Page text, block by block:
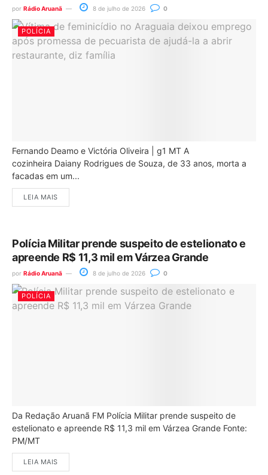
por Rádio Aruanã 8 de julho de 2026 0
POLÍCIA
Fernando Deamo e Victória Oliveira | g1 MT A
cozinheira Daiany Rodrigues de Souza, de 33 anos, morta a
facadas em um...
LEIA MAIS
Polícia Militar prende suspeito de estelionato e
apreende R$ 11,3 mil em Várzea Grande
por Rádio Aruanã 8 de julho de 2026 0
POLÍCIA
Da Redação Aruanã FM Polícia Militar prende suspeito de
estelionato e apreende R$ 11,3 mil em Várzea Grande Fonte:
PM/MT
LEIA MAIS